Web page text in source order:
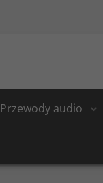
Przewody audio